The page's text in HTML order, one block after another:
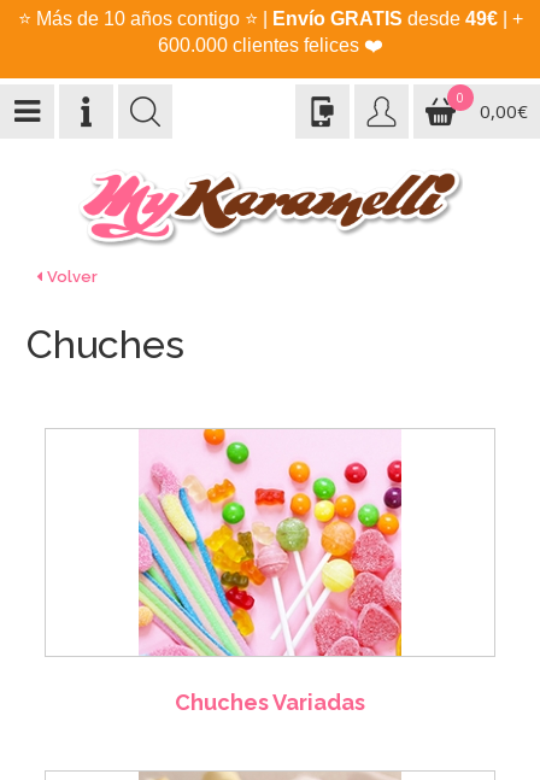
⭐ Más de 10 años contigo ⭐ Envío GRATIS desde 49€| +
600.000 clientes felices ❤️
0
0,00€
Volver
Chuches
Chuches Variadas